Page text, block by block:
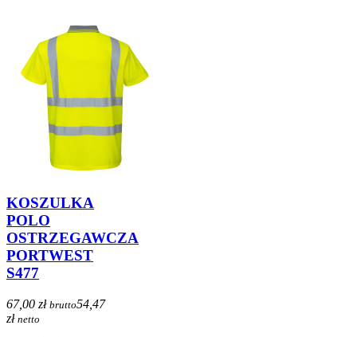
KOSZULKA
POLO
OSTRZEGAWCZA
PORTWEST
S477
67,00 zł brutto54,47
zł netto